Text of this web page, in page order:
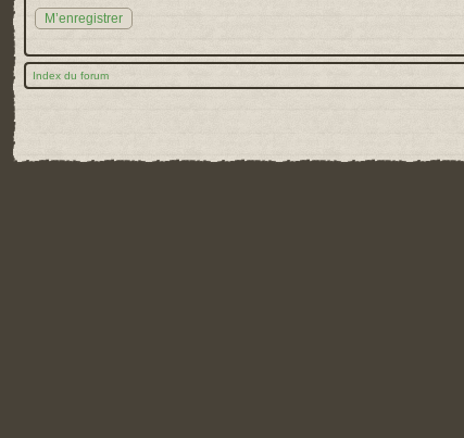
M’enregistrer
Index du forum